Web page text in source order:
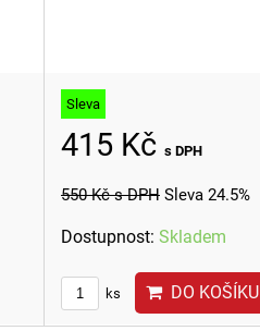
Sleva
415 Kč s DPH
550 Kčs DPH Sleva 24.5%
Dostupnost: Skladem
ks DO KOŠÍKU